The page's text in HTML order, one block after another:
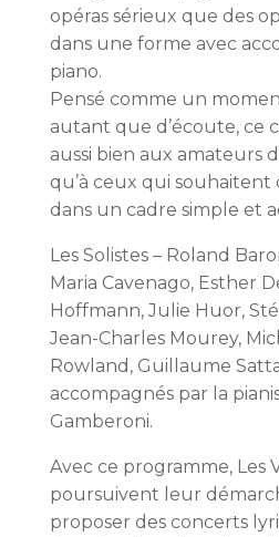
opéras sérieux que des
dans une forme avec
piano.
Pensé comme un
autant que d’écoute, ce
aussi bien aux amateurs
qu’à ceux qui
dans un cadre simple et
Les Solistes – Roland
Maria Cavenago, Esther
Hoffmann, Julie Huor,
Jean-Charles Mourey,
Rowland, Guillaume
accompagnés par la
Gamberoni.
Avec ce programme, Les
poursuivent leur
proposer des concerts